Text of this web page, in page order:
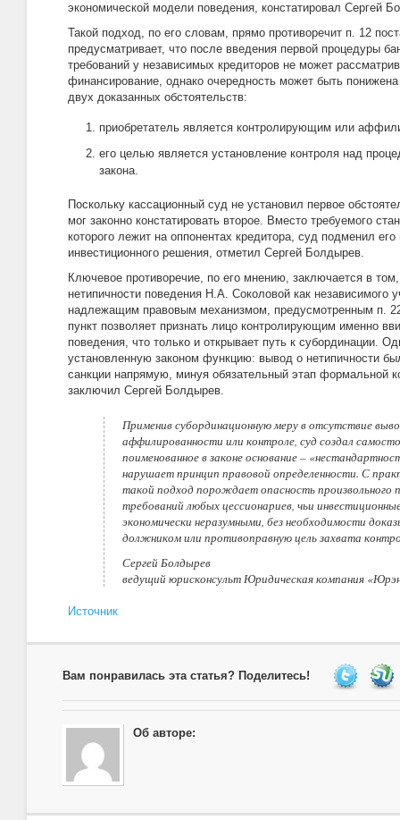
экономической модели поведения, констатировал Сергей
Такой подход, по его словам, прямо противоречит п. 12
предусматривает, что после введения первой процедуры
требований у независимых кредиторов не может
финансирование, однако очередность может быть
двух доказанных обстоятельств:
приобретатель является контролирующим или
его целью является установление контроля над
закона.
Поскольку кассационный суд не установил первое
мог законно констатировать второе. Вместо требуемого
которого лежит на оппонентах кредитора, суд подменил
инвестиционного решения, отметил Сергей Болдырев.
Ключевое противоречие, по его мнению, заключается в
нетипичности поведения Н.А. Соколовой как независимого
надлежащим правовым механизмом, предусмотренным п.
пункт позволяет признать лицо контролирующим именно
поведения, что только и открывает путь к субординации.
установленную законом функцию: вывод о нетипичности
санкции напрямую, минуя обязательный этап формальной
заключил Сергей Болдырев.
Применив субординационную меру в отсутствие
аффилированности или контроле, суд создал
поименованное в законе основание –
нарушает принцип правовой определенности. С
такой подход порождает опасность произвольного
требований любых цессионариев, чьи
экономически неразумными, без необходимости
должником или противоправную цель захвата
Сергей Болдырев
ведущий юрисконсульт Юридическая компания
Источник
Вам понравилась эта статья? Поделитесь!
Об авторе: